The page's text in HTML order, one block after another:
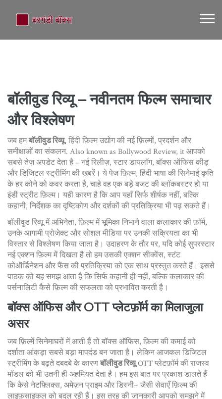
बॉलीवुड रिव्यू – नवीनतम फिल्म समाचार
और विश्लेषण
जब हमबॉलीवुड रिव्यू, हिंदी फ़िल्म उद्योग की नई फ़िल्मों, प्रदर्शन और
समीक्षाओं का संकलन. Also known as Bollywood Review, itआपको
सबसे तेज़ अपडेट देता है – नई रिलीज़, स्टार डायलॉग, बॉक्स ऑफिस कीड़
और डिजिटल स्ट्रीमिंग की खबरें। ये पेजफ़िल्म, हिंदी भाषा की सिनेमाई कृति
के हर कोने को कवर करता है, चाहे वह एक बड़े बजट की ब्लॉकबस्टर हो या
इंडी स्ट्रीट फ़िल्म। यही कारण है कि आप यहाँ सिर्फ शीर्षक नहीं, बल्कि
कहानी, निर्देशक का दृष्टिकोण और दर्शकों की प्रतिक्रिया भी पढ़ सकते हैं।
बॉलीवुड रिव्यू मेंअभिनेता, फ़िल्म में भूमिका निभाने वाला कलाकारकी फ़ॉर्म,
उनके आगामी प्रोजेक्ट और सोशल मीडिया पर उनकी सक्रियता का भी
विस्तार से विश्लेषण किया जाता है। उदाहरण के तौर पर, यदि कोई सुपरस्टार
नई एक्शन फ़िल्म में दिखता है तो हम उसकी एक्शन सीक्वेंस, स्टंट
कोऑर्डिनेशन और फैंस की प्रतिक्रिया को एक साथ प्रस्तुत करते हैं। इससे
पाठक को यह समझ आता है कि सिर्फ कहानी ही नहीं, बल्कि कलाकार की
पर्सनालिटी कैसे फ़िल्म की सफलता को प्रभावित करती है।
बॉक्स ऑफिस और OTT प्लेटफ़ॉर्म का मिलाजुला
असर
जब फ़िल्में सिनेमाघरों में आती हैं तोबॉक्स ऑफिस, फ़िल्म की कमाई को
दर्शाता आंकड़ासबसे बड़ा मापदंड बन जाता है। लेकिन आजकल डिजिटल
स्ट्रीमिंग के बढ़ते दबदबे के कारणबॉलीवुड रिव्यूOTT प्लेटफ़ॉर्म की राजस्व
मॉडल को भी उतनी ही अहमियत देता है। हम इस बात पर प्रकाश डालते हैं
कि कैसे नेटफ़्लिक्स, अमेज़न प्राइम और डिस्नी+ जैसी सेवाएँ फ़िल्म की
लाइफ़साइकल को बदल रही हैं। इस तरह की जानकारी आपको समझने में